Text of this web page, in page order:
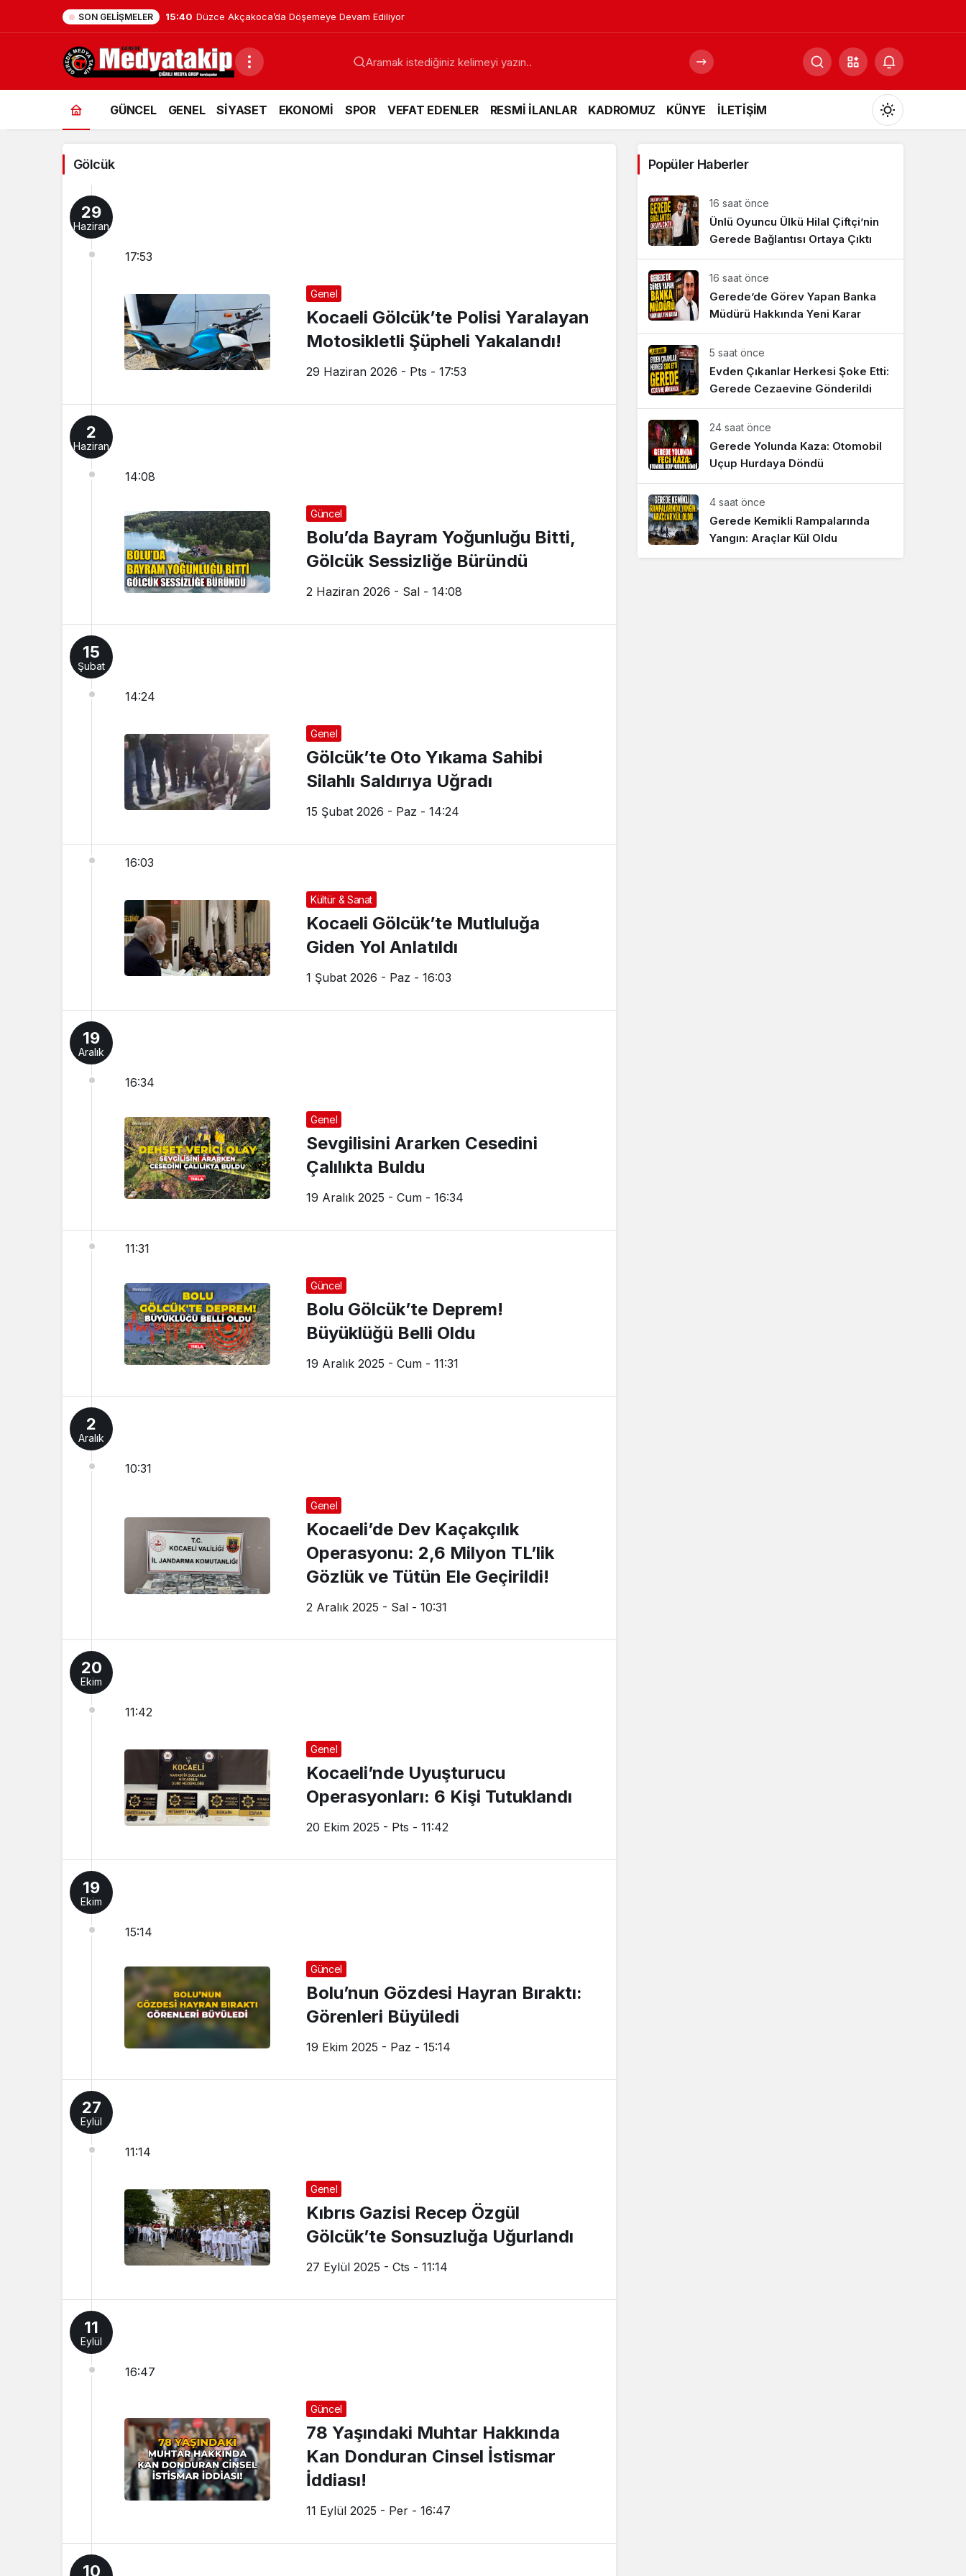
SON GELIŞMELER
Gölcük
Haberleri
GÜNCEL GENEL SİYASET EKONOMİ SPOR VEFAT EDENLER RESMİ İLANLAR KADROMUZ KÜNYE İLETİŞİM
Mod
değiştir
Gündüz Modu
Gündüz modunu seçin.
Gece Modu
Gece modunu seçin.
Sistem modunu seçin.
Gölcük
29
Haziran
17:53
Genel
Kocaeli Gölcük’te Polisi Yaralayan
Motosikletli Şüpheli Yakalandı!
29 Haziran 2026 - Pts - 17:53
2
Haziran
14:08
Güncel
Bolu’da Bayram Yoğunluğu Bitti,
Gölcük Sessizliğe Büründü
2 Haziran 2026 - Sal - 14:08
15
Şubat
14:24
Genel
Gölcük’te Oto Yıkama Sahibi
Silahlı Saldırıya Uğradı
15 Şubat 2026 - Paz - 14:24
16:03
Kültür & Sanat
Kocaeli Gölcük’te Mutluluğa
Giden Yol Anlatıldı
1 Şubat 2026 - Paz - 16:03
19
Aralık
16:34
Genel
Sevgilisini Ararken Cesedini
Çalılıkta Buldu
19 Aralık 2025 - Cum - 16:34
11:31
Güncel
Bolu Gölcük’te Deprem!
Büyüklüğü Belli Oldu
19 Aralık 2025 - Cum - 11:31
2
Aralık
10:31
Genel
Kocaeli’de Dev Kaçakçılık
Operasyonu: 2,6 Milyon TL’lik
Gözlük ve Tütün Ele Geçirildi!
2 Aralık 2025 - Sal - 10:31
20
Ekim
11:42
Genel
Kocaeli’nde Uyuşturucu
Operasyonları: 6 Kişi Tutuklandı
20 Ekim 2025 - Pts - 11:42
19
Ekim
15:14
Güncel
Bolu’nun Gözdesi Hayran Bıraktı:
Görenleri Büyüledi
19 Ekim 2025 - Paz - 15:14
27
Eylül
11:14
Genel
Kıbrıs Gazisi Recep Özgül
Gölcük’te Sonsuzluğa Uğurlandı
27 Eylül 2025 - Cts - 11:14
11
Eylül
16:47
Güncel
78 Yaşındaki Muhtar Hakkında
Kan Donduran Cinsel İstismar
İddiası!
11 Eylül 2025 - Per - 16:47
10
Popüler Haberler
16 saat önce
Ünlü Oyuncu Ülkü Hilal Çiftçi’nin
Gerede Bağlantısı Ortaya Çıktı
16 saat önce
Gerede’de Görev Yapan Banka
Müdürü Hakkında Yeni Karar
5 saat önce
Evden Çıkanlar Herkesi Şoke Etti:
Gerede Cezaevine Gönderildi
24 saat önce
Gerede Yolunda Kaza: Otomobil
Uçup Hurdaya Döndü
4 saat önce
Gerede Kemikli Rampalarında
Yangın: Araçlar Kül Oldu